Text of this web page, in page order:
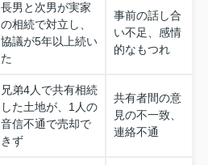
長男と次男が実家
の相続で対立し、
協議が5年以上続い
た
事前の話し合
い不足、感情
的なもつれ
兄弟4人で共有相続
した土地が、1人の
音信不通で売却で
きず
共有者間の意
見の不一致、
連絡不通